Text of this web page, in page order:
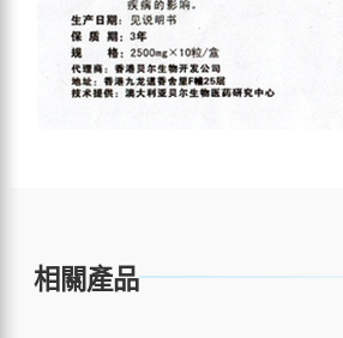
相關產品